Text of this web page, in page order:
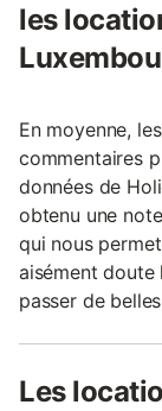
les
En moyenne,
commentaires
données de
obtenu une
qui nous
aisément
passer de
Les